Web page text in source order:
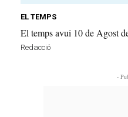
EL TEMPS
El temps avui 10 de Agost
Redacció
-